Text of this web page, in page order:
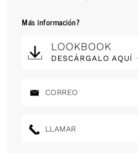
Más información?
LOOKBOOK
DESCÁRGALO AQUÍ
CORREO
LLAMAR